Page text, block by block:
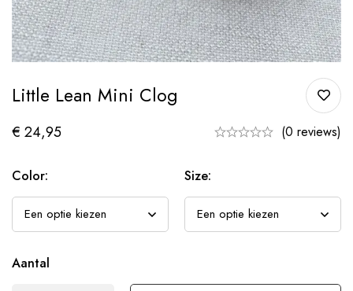
Little Lean Mini Clog
€ 24,95 (0 reviews)
Color: Size:
Aantal